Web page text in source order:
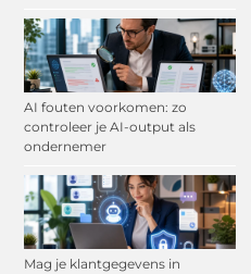
AI fouten voorkomen: zo
controleer je AI-output als
ondernemer
Mag je klantgegevens in